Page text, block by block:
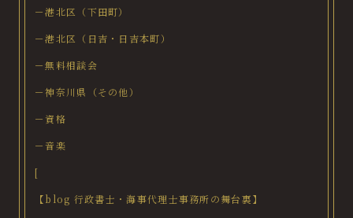
－港北区（下田町）
－港北区（日吉・日吉本町）
－無料相談会
－神奈川県（その他）
－資格
－音楽
[
【blog 行政書士・海事代理士事務所の舞台裏】